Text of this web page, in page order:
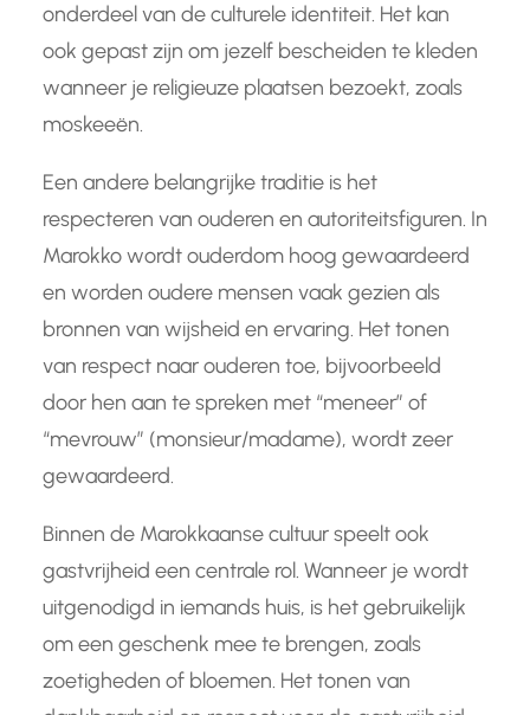
onderdeel van de culturele identiteit. Het kan
ook gepast zijn om jezelf bescheiden te kleden
wanneer je religieuze plaatsen bezoekt, zoals
moskeeën.
Een andere belangrijke traditie is het
respecteren van ouderen en autoriteitsfiguren. In
Marokko wordt ouderdom hoog gewaardeerd
en worden oudere mensen vaak gezien als
bronnen van wijsheid en ervaring. Het tonen
van respect naar ouderen toe, bijvoorbeeld
door hen aan te spreken met “meneer” of
“mevrouw” (monsieur/madame), wordt zeer
gewaardeerd.
Binnen de Marokkaanse cultuur speelt ook
gastvrijheid een centrale rol. Wanneer je wordt
uitgenodigd in iemands huis, is het gebruikelijk
om een geschenk mee te brengen, zoals
zoetigheden of bloemen. Het tonen van